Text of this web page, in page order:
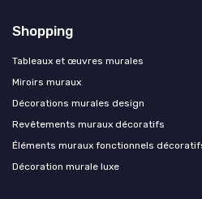
Shopping
Tableaux et œuvres murales
Miroirs muraux
Décorations murales design
Revêtements muraux décoratifs
Éléments muraux fonctionnels
Décoration murale luxe